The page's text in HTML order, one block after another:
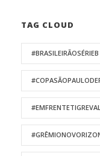
TAG CLOUD
#BRASILEIRÃOSÉRIEB